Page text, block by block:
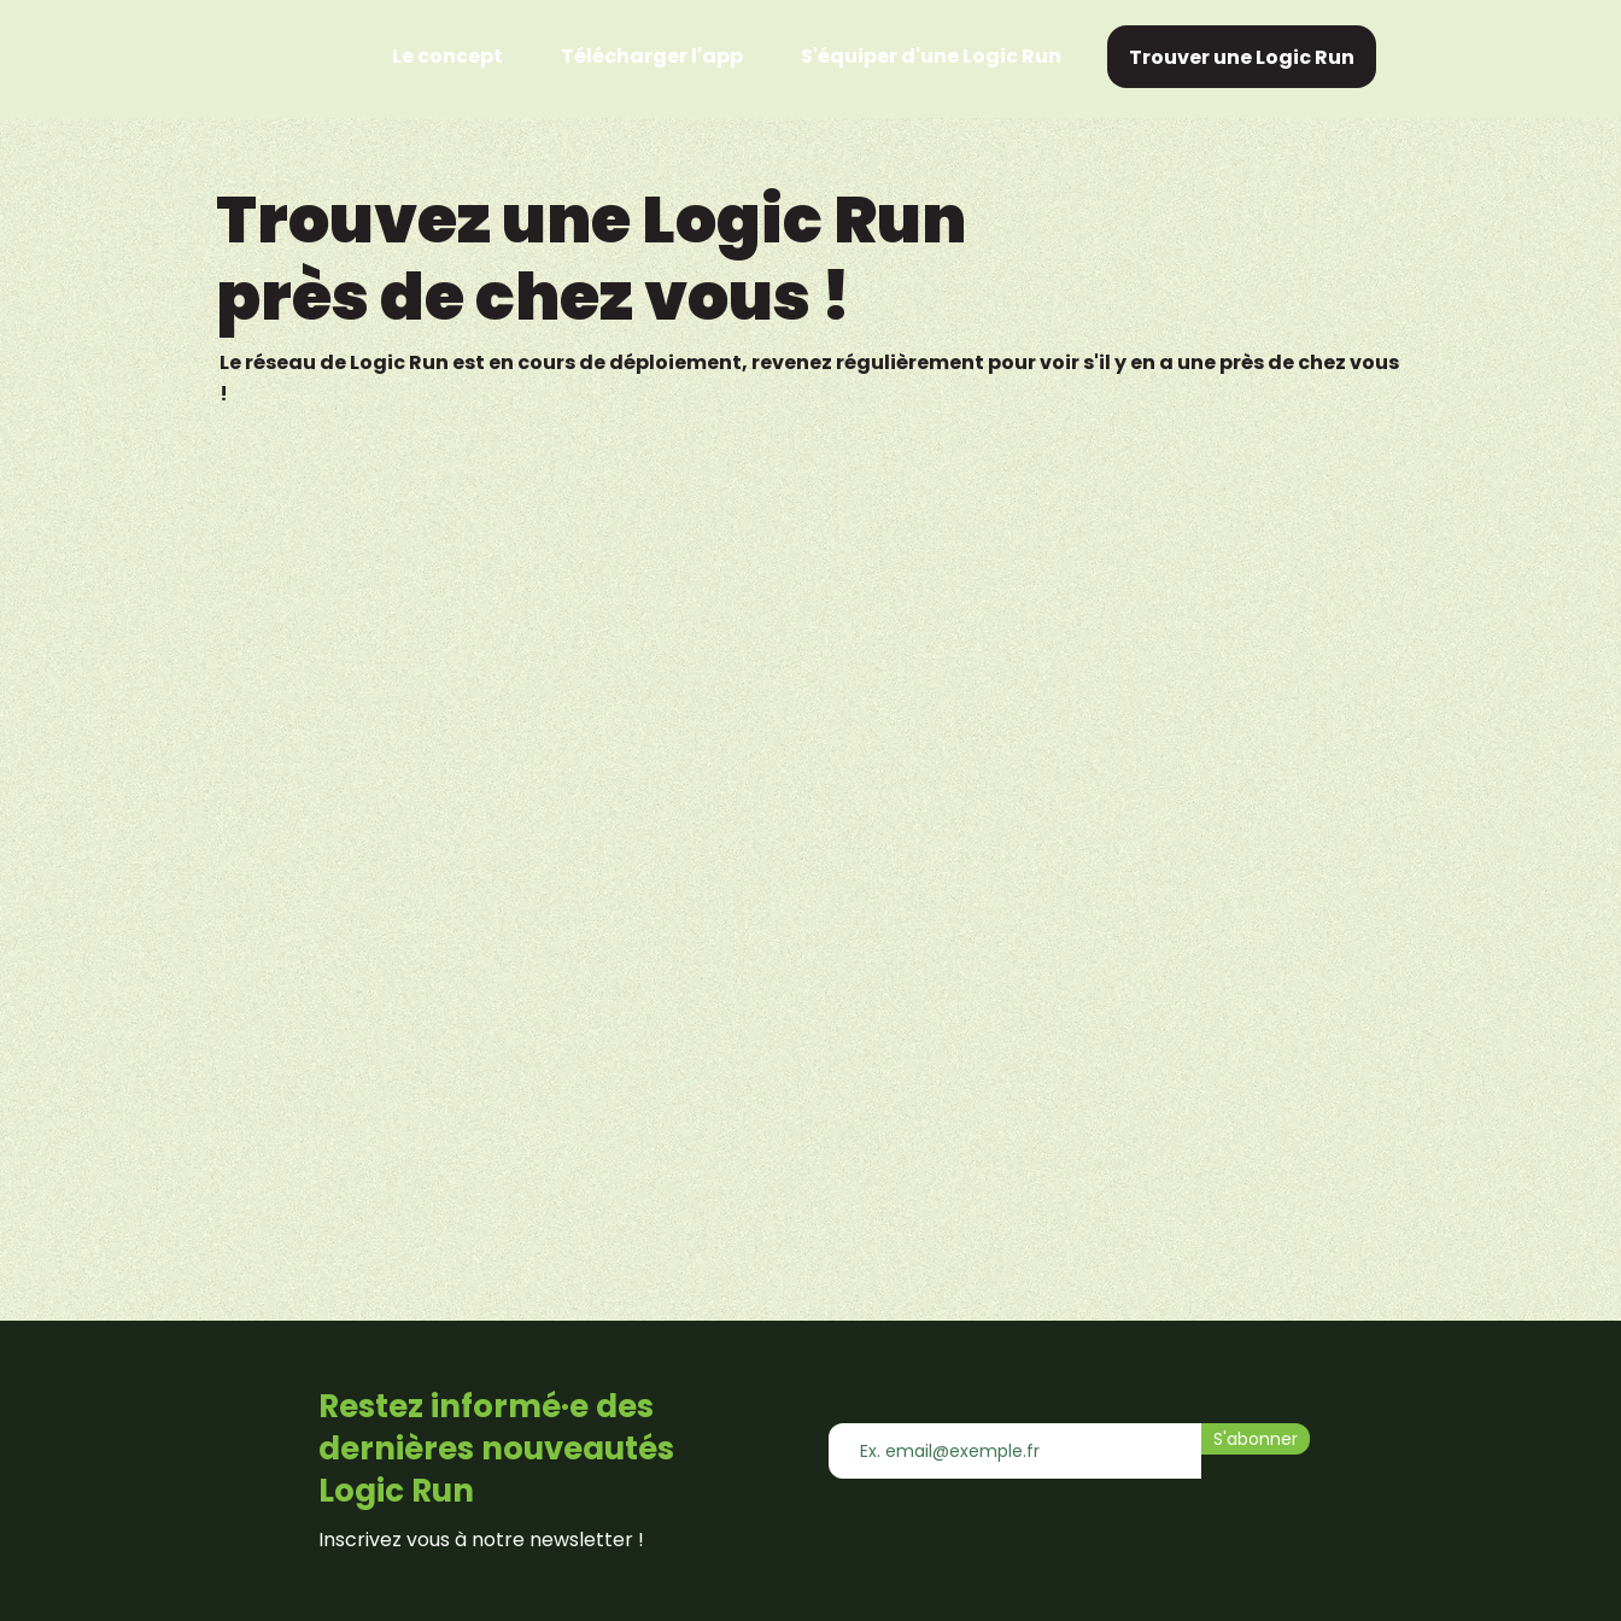
Le concept Télécharger l'app S'équiper d'une Logic Run Trouver une Logic Run
Trouvez une Logic Run
près de chez vous !
Le réseau de Logic Run est en cours de déploiement, revenez régulièrement pour voir s'il y en a une près de chez vous
!
Restez informé·e des
dernières nouveautés
Logic Run
Inscrivez vous à notre newsletter !
S'abonner